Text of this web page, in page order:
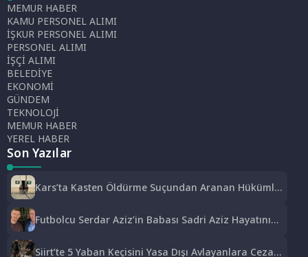
MEMUR HABER
KAMU PERSONEL ALIMI
İŞKUR PERSONEL ALIMI
PERSONEL ALIMI
İŞÇİ ALIMI
BELEDİYE
EKONOMİ
GÜNDEM
TEKNOLOJİ
MEMUR HABER
YEREL HABER
Son Yazılar
Kars’ta Kasten Öldürme Suçundan Aranan Hükümlü
Futbolcu Serdar Aziz’in Babası Sadri Aziz Hayatını
Siirt’te 5 Yaban Keçisini Yasa Dışı Avlayanlara Ceza